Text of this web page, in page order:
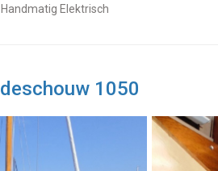
Handmatig Elektrisch
1050